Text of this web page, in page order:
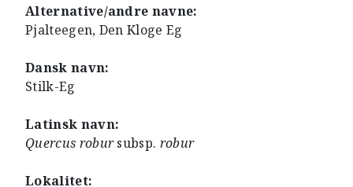
Alternative/andre navne:
Pjalteegen, Den Kloge Eg
Dansk navn:
Stilk-Eg
Latinsk navn:
Quercus robursubsp. robur
Lokalitet: